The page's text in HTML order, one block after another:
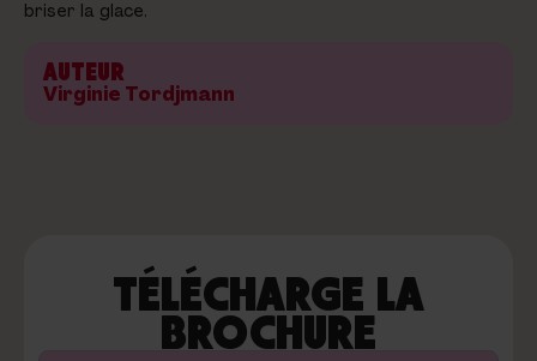
briser la glace.
AUTEUR
Virginie Tordjmann
TÉLÉCHARGE LA
BROCHURE